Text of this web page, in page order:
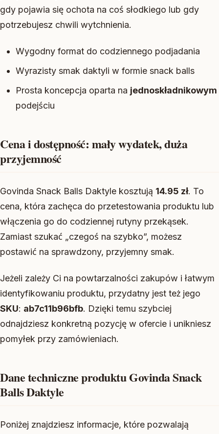
gdy pojawia się ochota na coś słodkiego lub gdy
potrzebujesz chwili wytchnienia.
Wygodny format do codziennego podjadania
Wyrazisty smak daktyli w formie snack balls
Prosta koncepcja oparta na jednoskładnikowym
podejściu
Cena i dostępność: mały wydatek, duża
przyjemność
Govinda Snack Balls Daktyle kosztują 14.95 zł. To
cena, która zachęca do przetestowania produktu lub
włączenia go do codziennej rutyny przekąsek.
Zamiast szukać „czegoś na szybko”, możesz
postawić na sprawdzony, przyjemny smak.
Jeżeli zależy Ci na powtarzalności zakupów i łatwym
identyfikowaniu produktu, przydatny jest też jego
SKU: ab7c11b96bfb. Dzięki temu szybciej
odnajdziesz konkretną pozycję w ofercie i unikniesz
pomyłek przy zamówieniach.
Dane techniczne produktu Govinda Snack
Balls Daktyle
Poniżej znajdziesz informacje, które pozwalają